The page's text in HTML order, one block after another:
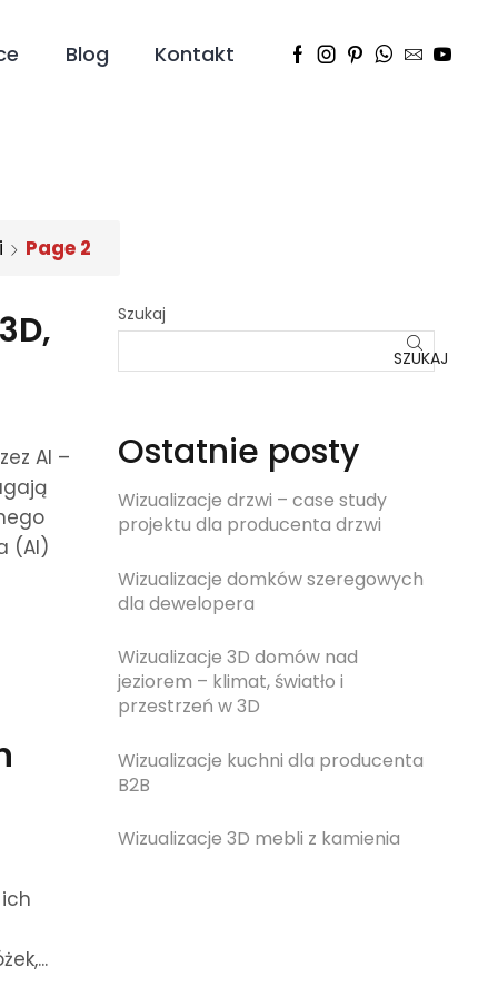
Blog Kontakt
Page 2
AI –
(AI)
Szukaj
SZUKAJ
Ostatnie posty
Wizualizacje drzwi – case study
projektu dla producenta drzwi
Wizualizacje domków szeregowych
dla dewelopera
Wizualizacje 3D domów nad
jeziorem – klimat, światło i
przestrzeń w 3D
Wizualizacje kuchni dla producenta
B2B
Wizualizacje 3D mebli z kamienia